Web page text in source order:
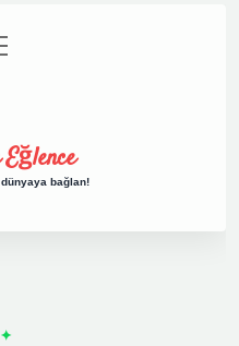
bağlan!